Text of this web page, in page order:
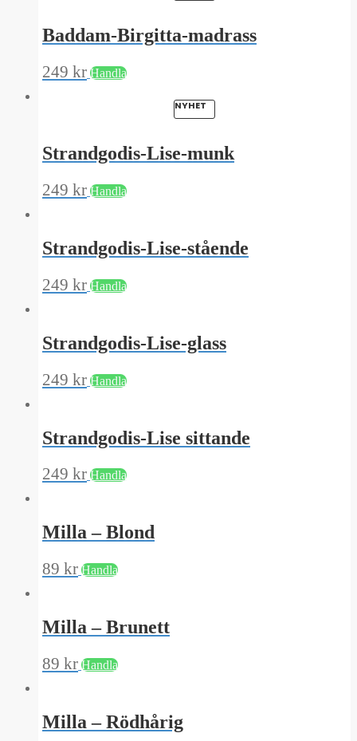
Baddam-Birgitta-madrass
249 kr Handla
NYHET
Strandgodis-Lise-munk
249 kr Handla
Strandgodis-Lise-stående
249 kr Handla
Strandgodis-Lise-glass
249 kr Handla
Strandgodis-Lise sittande
249 kr Handla
Milla – Blond
89 kr Handla
Milla – Brunett
89 kr Handla
Milla – Rödhårig